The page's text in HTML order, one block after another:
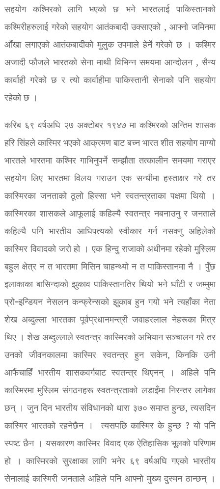
सहयोग कश्मिरको लागि भएको छ भने भारतलाई पाकिस्तानको
कश्मिरीहरुलाई गरेको सहयोग आतंकबादी उक्साएको , आफ्नो जमिनमा
आँखा लगाएको आतंकबादीको मुलुक उपमाले हेर्ने गरेको छ । कश्मिर
अजादी फौजले भारतको सेना माथी विभिन्न समयमा आन्दोलन , सैन्य
कार्वाही गरेको छ र त्यो कार्वाहीमा पाकिस्तानी सेनाको पनि सहयोग
रहेको छ ।
करिब ६९ वर्षअघि २७ अक्टोबर १९४७ मा कश्मिरको अन्तिम शासक
हरि सिंहले कास्मिर भएको आक्रमण बाट बच्न भारत शीत सहयोग माग्यो
भारतले भारतमा कश्मिर गाभिनुपर्ने सम्झौता तत्कालीन समयमा गराएर
सहयोग लिए भारतमा विलय गराउन एक सन्धीमा हस्ताक्षर गरे तर
कास्मिरका जनताको ठूलो हिस्सा भने स्वतन्त्रताका पक्षमा थियो ।
कास्मिरका शासकले आफूलाई कहिल्यै स्वतन्त्र नबनाउनु र जनताले
कहिल्यै पनि भारतीय आधिपत्यको स्वीकार गर्न नसक्नु अहिलेको
कास्मिर विवादको जरो हो । एक हिन्दु राजाको अधीनमा रहेको मुस्लिम
बहुल क्षेत्र न त भारतमा मिसिन चाहन्थ्यो न त पाकिस्तानमा नै । पुँछ
इलाकाका बासिन्दाको झुकाव पाकिस्तानतिर थियो भने घाँटी र जम्मुमा
प्रो–इन्डियन नेसलन कन्फ्रेन्सको झुकाब हुन गयो भने त्यहाँका नेता
शेख अब्दुल्ला भारतका पूर्वप्रधानमन्त्री जवाहरलाल नेहरूका मित्र
थिए । शेख अब्दुल्लाले स्वतन्त्र कास्मिरको अभियान सञ्चालन गरे तर
उनको जीवनकालमा कास्मिर स्वतन्त्र हुन सकेन, किनकि उनी
आफैंचाहिँ भारतीय शासकवर्गबाट स्वतन्त्र थिएनन् । अहिले पनि
कास्मिरमा मुस्लिम संगठनहरू स्वतन्त्रताको लडाइँमा निरन्तर लागेका
छन् । जुन दिन भारतीय संविधानको धारा ३७० समाप्त हुन्छ, त्यसदिन
कास्मिर भारतको रहनेछैन । त्यसपछि कास्मिर के हुन्छ ? यो पनि
स्पष्ट छैन । यसकारण कास्मिर विवाद एक ऐतिहासिक भूलको परिणाम
हो । कास्मिरको सुरक्षाका लागि भनेर ६९ वर्षअघि गएको भारतीय
सेनालाई कास्मिरी जनताले अहिले पनि आफ्नो मुख्य दुस्मन ठान्छन् ।